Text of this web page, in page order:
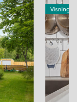
Visning